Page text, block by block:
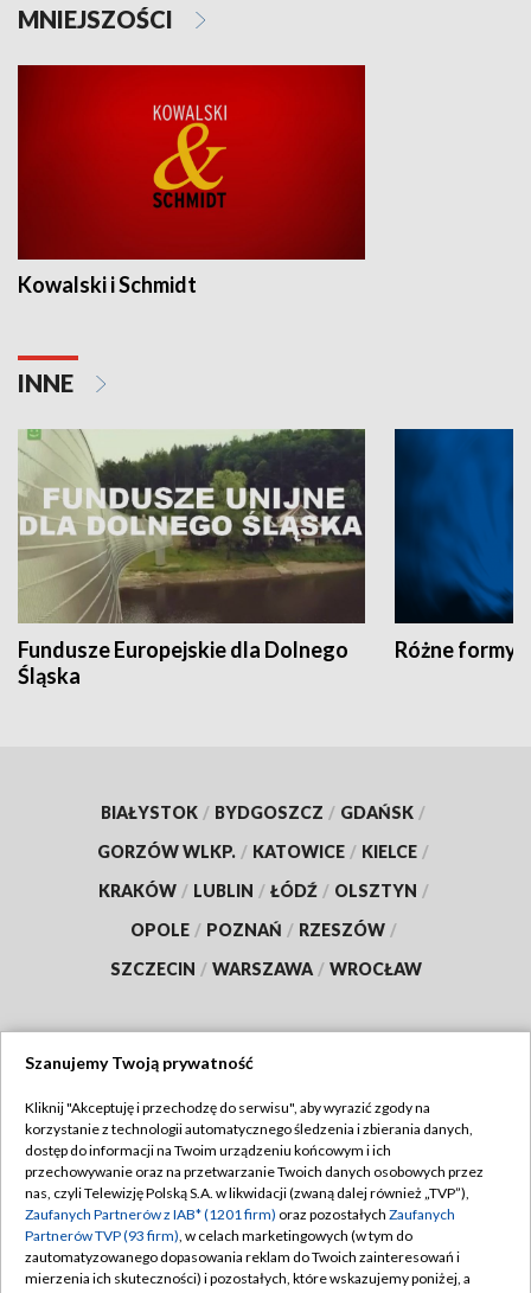
MNIEJSZOŚCI
Kowalski i Schmidt
INNE
Fundusze Europejskie dla Dolnego
Śląska
Różne formy
BIAŁYSTOK / BYDGOSZCZ / GDAŃSK /
GORZÓW WLKP. / KATOWICE / KIELCE /
KRAKÓW / LUBLIN / ŁÓDŹ / OLSZTYN /
OPOLE / POZNAŃ / RZESZÓW /
SZCZECIN / WARSZAWA / WROCŁAW
TVP
Abonament TVP
Emisja w TVP
Centrum informacji TVP
Naziemna Telewizja Cyfrowa
Regulamin TVP
Polityka prywatności
Moje zgody
Szanujemy Twoją prywatność
Kliknij "Akceptuję i przechodzę do serwisu", aby wyrazić zgody na
korzystanie z technologii automatycznego śledzenia i zbierania danych,
dostęp do informacji na Twoim urządzeniu końcowym i ich
przechowywanie oraz na przetwarzanie Twoich danych osobowych przez
nas, czyli Telewizję Polską S.A. w likwidacji (zwaną dalej również „TVP”),
Zaufanych Partnerów z IAB* (1201 firm) oraz pozostałych Zaufanych
Partnerów TVP (93 firm), w celach marketingowych (w tym do
zautomatyzowanego dopasowania reklam do Twoich zainteresowań i
mierzenia ich skuteczności) i pozostałych, które wskazujemy poniżej, a